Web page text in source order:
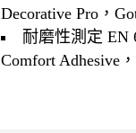
Decorative Pro，
耐磨性測定 EN
Comfort Adhesive